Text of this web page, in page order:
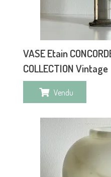
VASE Etain
COLLECTION Vintage
Vendu